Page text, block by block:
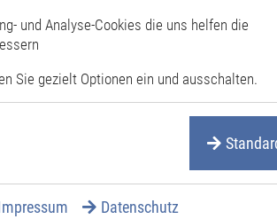
Rote-Tor-Straße 6 – 10,
und Analyse-Cookies die uns helfen die
Sie gezielt Optionen ein und ausschalten.
Datenschutz